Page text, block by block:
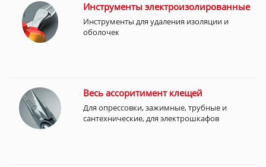
Инструменты электроизолированные
Инструменты для удаления изоляции и
оболочек
Весь ассоритимент клещей
Для опрессовки, зажимные, трубные и
сантехнические, для электрошкафов